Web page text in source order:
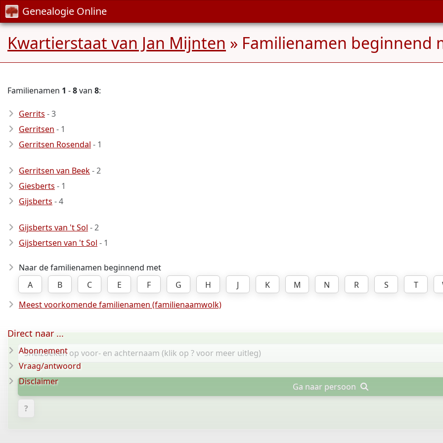
Genealogie Online
Kwartierstaat van Jan Mijnten » Familienamen beginnend
Familienamen 1 -8van 8:
Gerrits - 3
Gerritsen - 1
Gerritsen Rosendal - 1
Gerritsen van Beek- 2
Giesberts - 1
Gijsberts - 4
Gijsberts van 't Sol - 2
Gijsbertsen van 't Sol - 1
Naar de familienamen beginnend met
A
B C E F G H J K M N R S T
Meest voorkomende familienamen (familienaamwolk)
Ga naar persoon
?
Direct naar ...
Abonnement
Vraag/antwoord
Disclaimer